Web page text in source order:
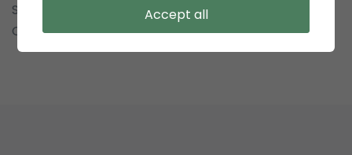
Server Yang Terproteksi Untuk Menunjang
Operasional Terminal Petikemas Koja.
Accept all